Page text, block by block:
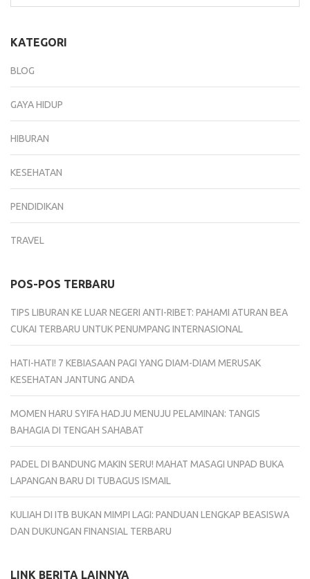
KATEGORI
BLOG
GAYA HIDUP
HIBURAN
KESEHATAN
PENDIDIKAN
TRAVEL
POS-POS TERBARU
TIPS LIBURAN KE LUAR NEGERI ANTI-RIBET: PAHAMI ATURAN BEA
CUKAI TERBARU UNTUK PENUMPANG INTERNASIONAL
HATI-HATI! 7 KEBIASAAN PAGI YANG DIAM-DIAM MERUSAK
KESEHATAN JANTUNG ANDA
MOMEN HARU SYIFA HADJU MENUJU PELAMINAN: TANGIS
BAHAGIA DI TENGAH SAHABAT
PADEL DI BANDUNG MAKIN SERU! MAHAT MASAGI UNPAD BUKA
LAPANGAN BARU DI TUBAGUS ISMAIL
KULIAH DI ITB BUKAN MIMPI LAGI: PANDUAN LENGKAP BEASISWA
DAN DUKUNGAN FINANSIAL TERBARU
LINK BERITA LAINNYA